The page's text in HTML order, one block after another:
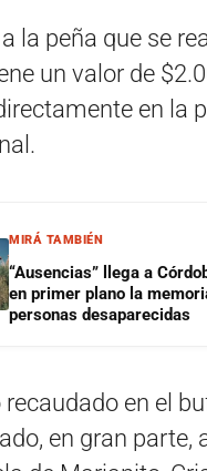
la peña que se
un valor de
en la
MIRÁ TAMBIÉN
“Ausencias” llega a
en primer plano la
personas desaparecidas
recaudado en el
en gran parte,